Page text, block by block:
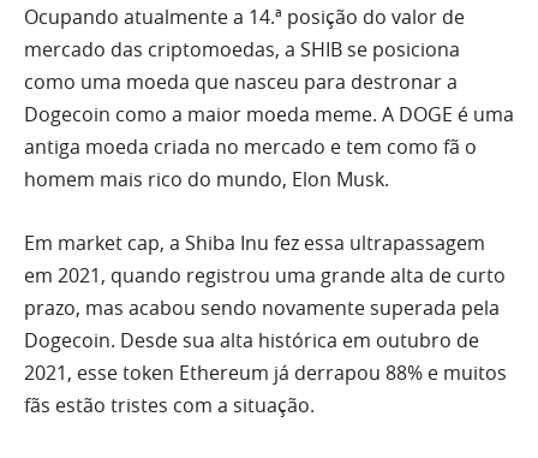
Ocupando atualmente a 14.ª posição do valor de
mercado das criptomoedas, a SHIB se posiciona
como uma moeda que nasceu para destronar a
Dogecoin como a maior moeda meme. A DOGE é uma
antiga moeda criada no mercado e tem como fã o
homem mais rico do mundo, Elon Musk.
Em market cap, a Shiba Inu fez essa ultrapassagem
em 2021, quando registrou uma grande alta de curto
prazo, mas acabou sendo novamente superada pela
Dogecoin. Desde sua alta histórica em outubro de
2021, esse token Ethereum já derrapou 88% e muitos
fãs estão tristes com a situação.